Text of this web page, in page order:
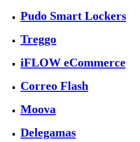
Pudo Smart Lockers
Treggo
iFLOW eCommerce
Correo Flash
Moova
Delegamas